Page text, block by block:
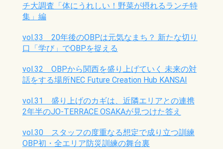
チ大調査「体にうれしい！野菜が摂れるランチ特
集」編
vol.33 20年後のOBPは元気なまち？ 新たな切り
口「学び」でOBPを捉える
vol.32 OBPから関西を盛り上げていく 未来の対
話をする場所NEC Future Creation Hub KANSAI
vol.31 盛り上げのカギは、近隣エリアとの連携
2年半のJO-TERRACE OSAKAが見つけた答え
vol.30 スタッフの度重なる想定で成り立つ訓練
OBP初・全エリア防災訓練の舞台裏